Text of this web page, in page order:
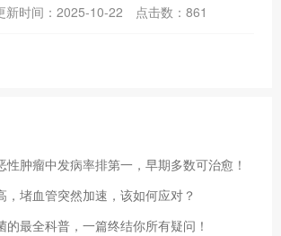
新时间：2025-10-22 点击数： 861
性肿瘤中发病率排第一，早期多数可治愈！
，堵血管突然加速，该如何应对？
的最全科普，一篇终结你所有疑问！